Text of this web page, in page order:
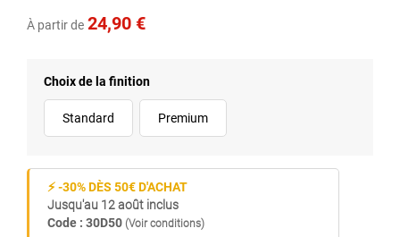
images
gallery
À partir de 24,90 €
Choix de la finition
Standard Premium
⚡ -30% DÈS 50€ D'ACHAT
Jusqu'au 12 août inclus
Code : 30D50 (Voir conditions)